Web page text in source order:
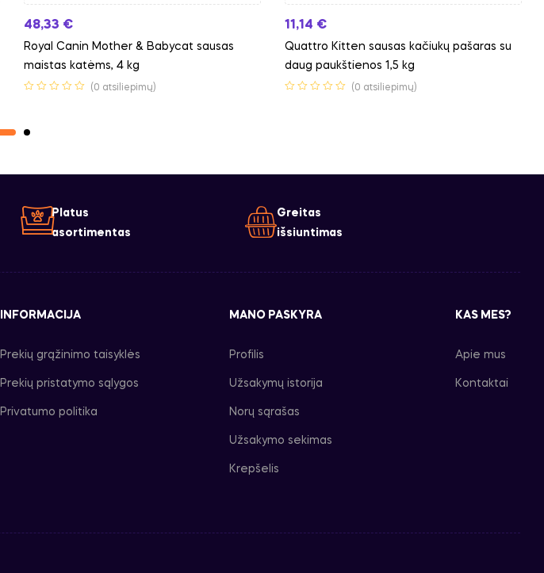
48,33 €
Royal Canin Mother & Babycat sausas
maistas katėms, 4 kg
(0 atsiliepimų)
11,14 €
Quattro Kitten sausas kačiukų pašaras su
daug paukštienos 1,5 kg
(0 atsiliepimų)
Platus
asortimentas
Greitas
išsiuntimas
INFORMACIJA
Prekių grąžinimo taisyklės
Prekių pristatymo sąlygos
Privatumo politika
MANO PASKYRA
Profilis
Užsakymų istorija
Norų sąrašas
Užsakymo sekimas
Krepšelis
KAS MES?
Apie mus
Kontaktai